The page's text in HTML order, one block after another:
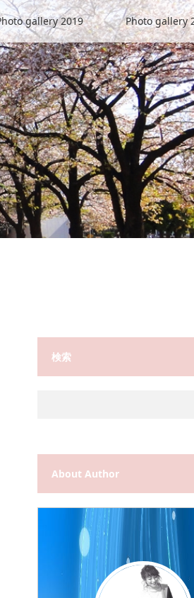
gallery 2019 Photo gallery
検索
About Author